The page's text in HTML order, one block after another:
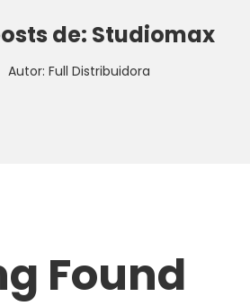
de: Studiomax
Autor: Full Distribuidora
Found